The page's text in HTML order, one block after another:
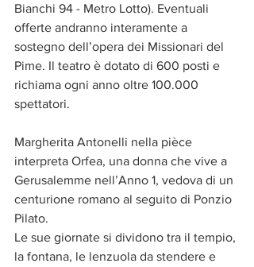
Bianchi 94 - Metro Lotto). Eventuali
offerte andranno interamente a
sostegno dell’opera dei Missionari del
Pime. Il teatro è dotato di 600 posti e
richiama ogni anno oltre 100.000
spettatori.
Margherita Antonelli nella pièce
interpreta Orfea, una donna che vive a
Gerusalemme nell’Anno 1, vedova di un
centurione romano al seguito di Ponzio
Pilato.
Le sue giornate si dividono tra il tempio,
la fontana, le lenzuola da stendere e